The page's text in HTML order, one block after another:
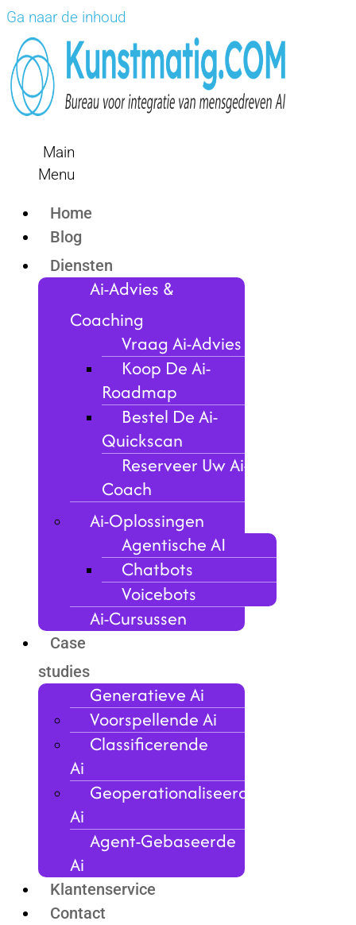
Ga naar de inhoud
Main
Menu
Home
Blog
Diensten
Ai-Advies &
Coaching
Vraag Ai-Advies
Koop De Ai-
Roadmap
Bestel De Ai-
Quickscan
Reserveer Uw Ai-
Coach
Ai-Oplossingen
Agentische AI
Chatbots
Voicebots
Ai-Cursussen
Case
studies
Generatieve Ai
Voorspellende Ai
Classificerende
Ai
Geoperationaliseerde
Ai
Agent-Gebaseerde
Ai
Klantenservice
Contact